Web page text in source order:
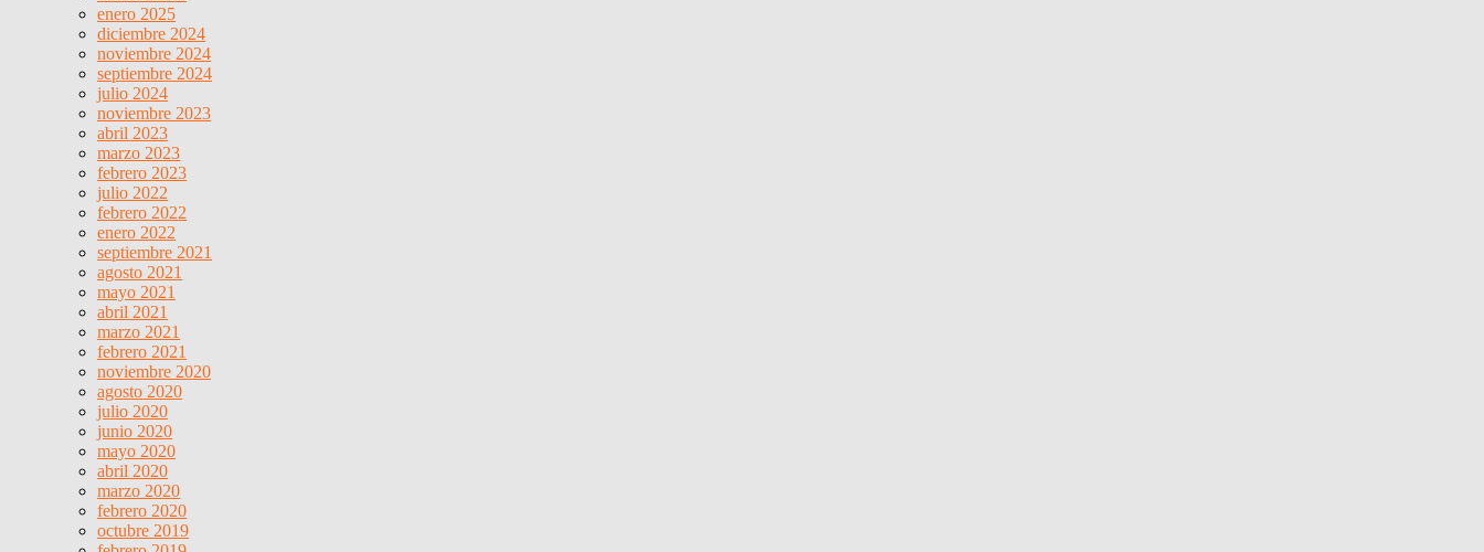
enero 2025
diciembre 2024
noviembre 2024
septiembre 2024
julio 2024
noviembre 2023
abril 2023
marzo 2023
febrero 2023
julio 2022
febrero 2022
enero 2022
septiembre 2021
agosto 2021
mayo 2021
abril 2021
marzo 2021
febrero 2021
noviembre 2020
agosto 2020
julio 2020
junio 2020
mayo 2020
abril 2020
marzo 2020
febrero 2020
octubre 2019